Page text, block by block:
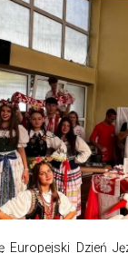
Europejski Dzień